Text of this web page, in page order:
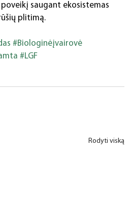
saugant ekosistemas
plitimą.
#Biologinėįvairovė
#LGF
Rodyti viską